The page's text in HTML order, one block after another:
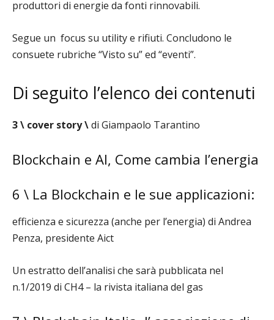
produttori di energie da fonti rinnovabili.
Segue un focus su utility e rifiuti. Concludono le
consuete rubriche “Visto su” ed “eventi”.
Di seguito l’elenco dei contenuti
3 \ cover story \di Giampaolo Tarantino
Blockchain e AI, Come cambia l’energia
6 \ La Blockchain e le sue applicazioni:
efficienza e sicurezza (anche per l’energia) di Andrea
Penza, presidente Aict
Un estratto dell’analisi che sarà pubblicata nel
n.1/2019 di CH4 – la rivista italiana del gas